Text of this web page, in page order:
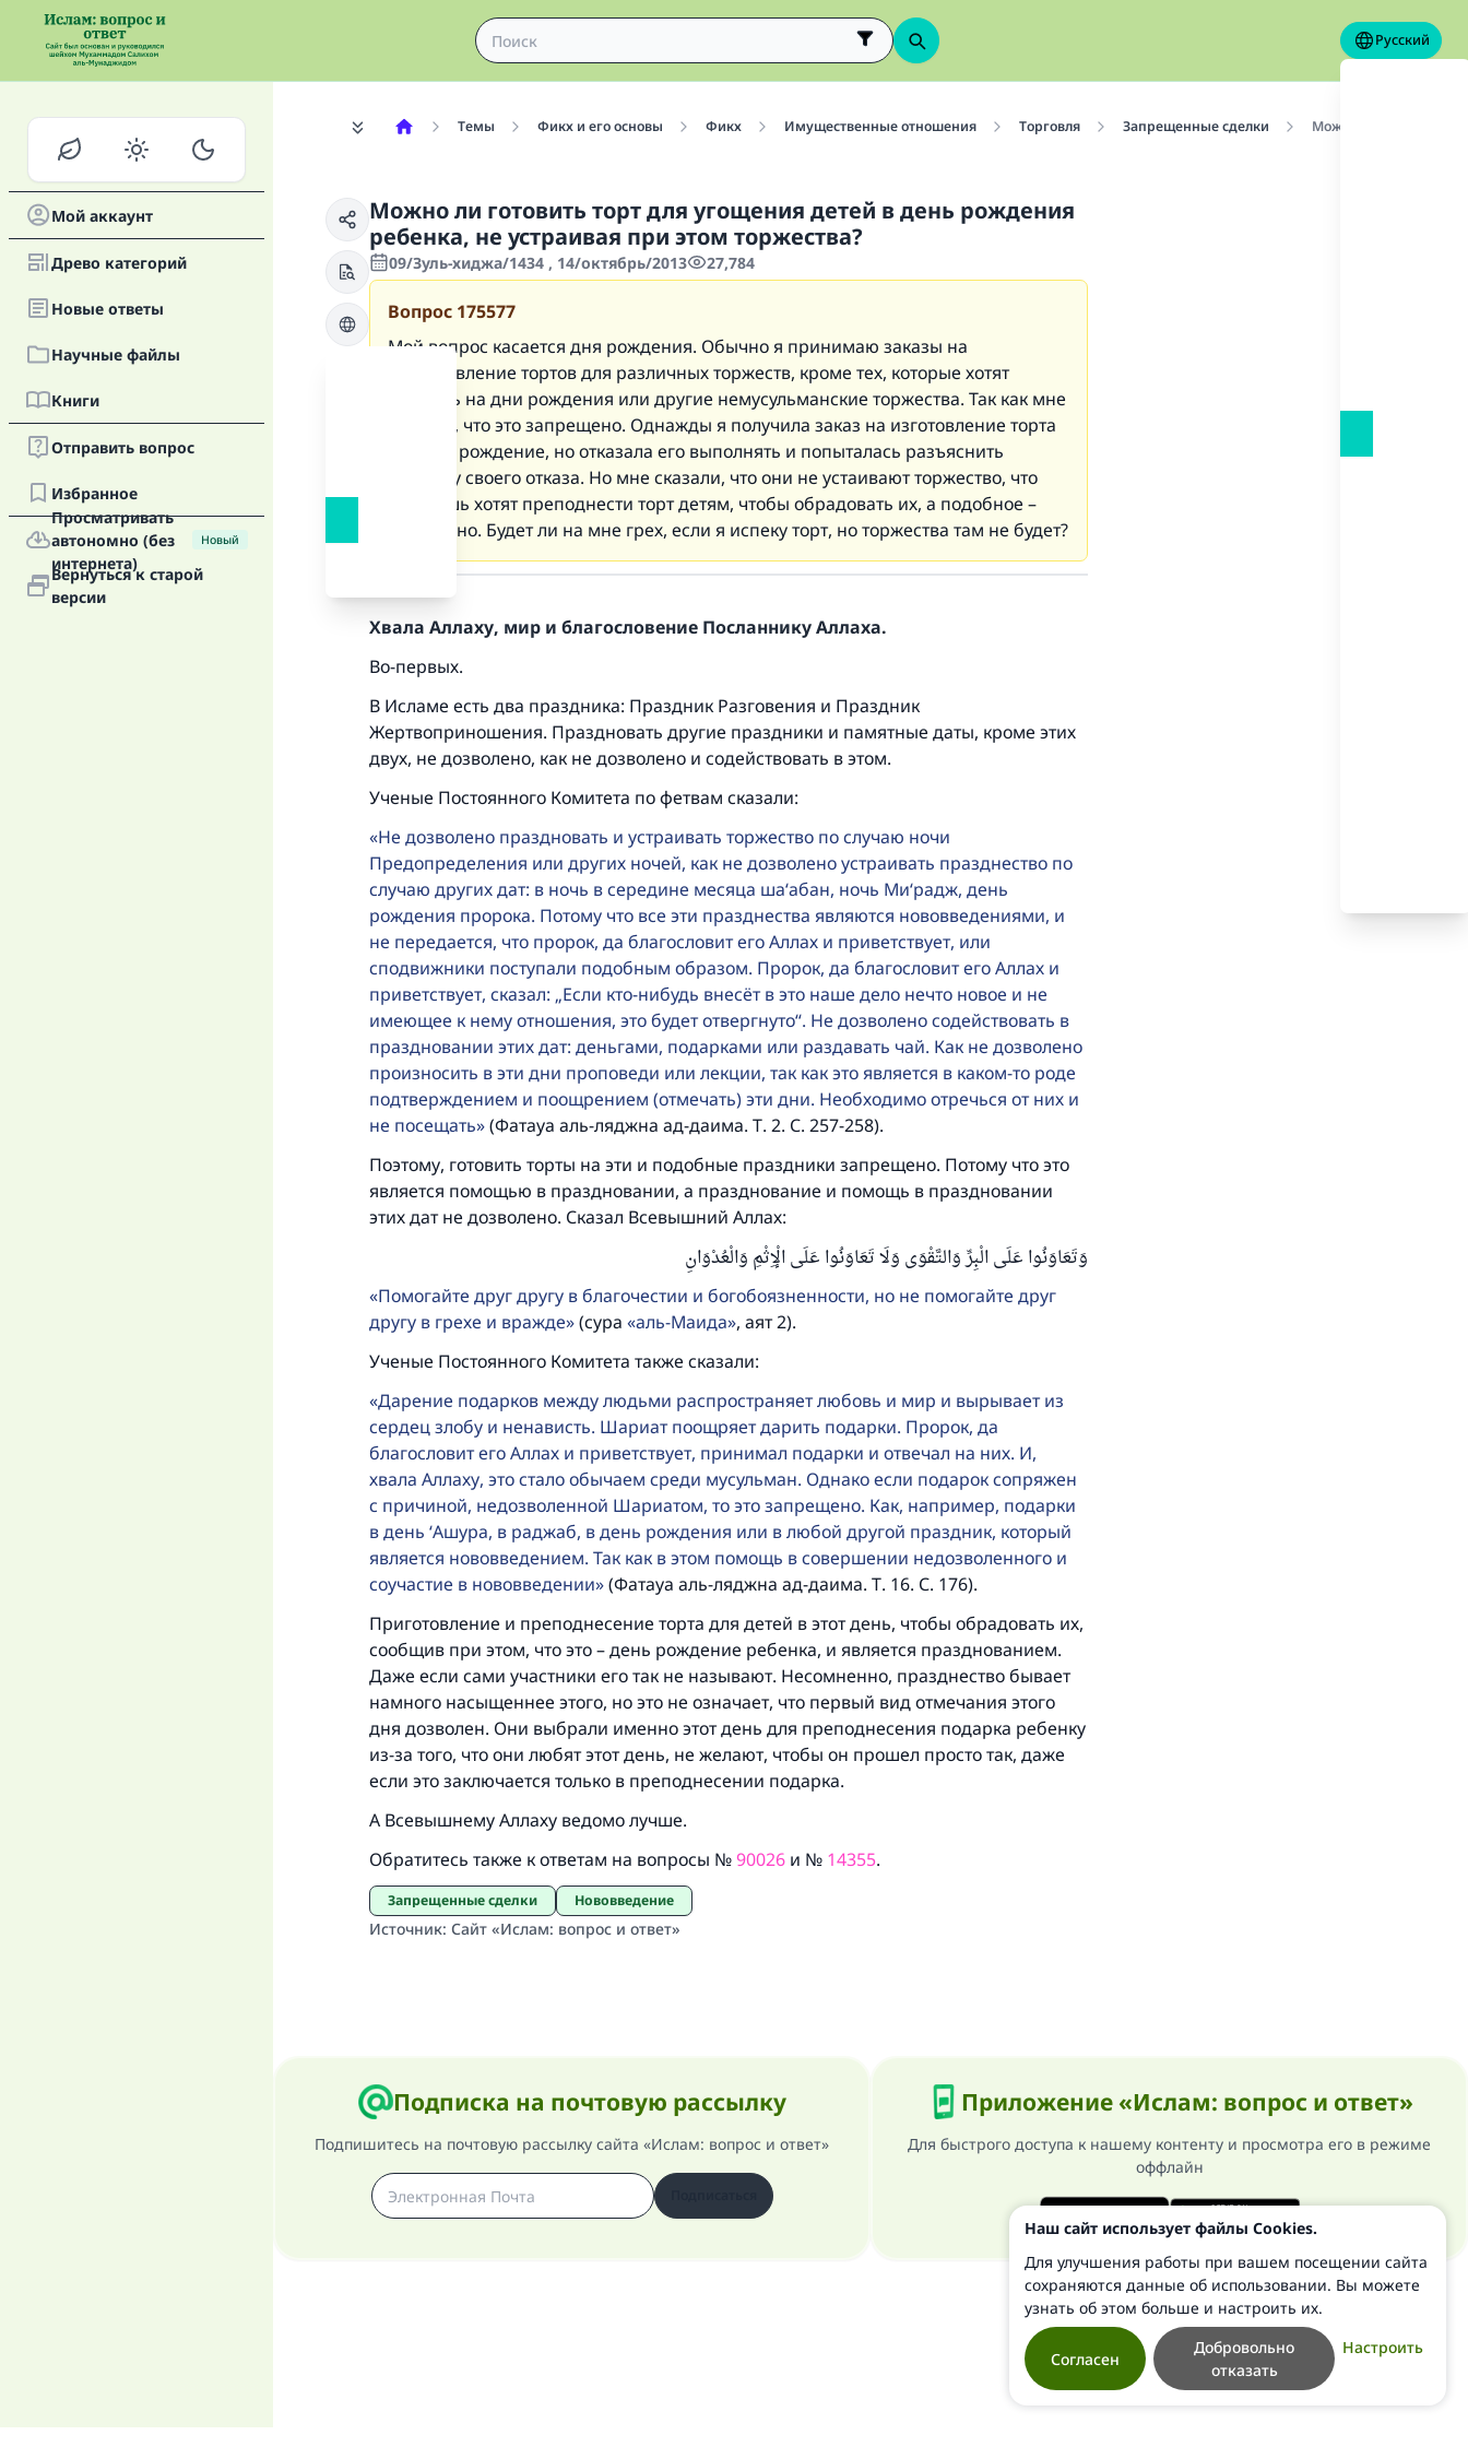
Русский
Мой аккаунт
Древо категорий
Новые oтветы
Научные файлы
Книги
Отправить вопрос
Избранное
Просматривать
автономно (без
интернета)
Новый
Вернуться к старой
версии
Темы Фикх и его основы Фикх Имущественные отношения Торговля Запрещенные сделки Можно ли готовить
Можно ли готовить торт для угощения детей в день рождения
ребенка, не устраивая при этом торжества?
09/Зуль-хиджа/1434 , 14/октябрь/2013 27,784
Вопрос 175577
Мой вопрос касается дня рождения. Обычно я принимаю заказы на
приготовление тортов для различных торжеств, кроме тех, которые хотят
заказать на дни рождения или другие немусульманские торжества. Так как мне
сказали, что это запрещено. Однажды я получила заказ на изготовление торта
на день рождение, но отказала его выполнять и попыталась разъяснить
причину своего отказа. Но мне сказали, что они не устаивают торжество, что
они лишь хотят преподнести торт детям, чтобы обрадовать их, а подобное –
дозволено. Будет ли на мне грех, если я испеку торт, но торжества там не будет?
Хвала Аллаху, мир и благословение Посланнику Аллаха.
Во-первых.
В Исламе есть два праздника: Праздник Разговения и Праздник
Жертвоприношения. Праздновать другие праздники и памятные даты, кроме этих
двух, не дозволено, как не дозволено и содействовать в этом.
Ученые Постоянного Комитета по фетвам сказали:
Не дозволено праздновать и устраивать торжество по случаю ночи
Предопределения или других ночей, как не дозволено устраивать празднество по
случаю других дат: в ночь в середине месяца ша‘абан, ночь Ми‘радж, день
рождения пророка. Потому что все эти празднества являются нововведениями, и
не передается, что пророк, да благословит его Аллах и приветствует, или
сподвижники поступали подобным образом. Пророк, да благословит его Аллах и
приветствует, сказал: „Если кто-нибудь внесёт в это наше дело нечто новое и не
имеющее к нему отношения, это будет отвергнуто“. Не дозволено содействовать в
праздновании этих дат: деньгами, подарками или раздавать чай. Как не дозволено
произносить в эти дни проповеди или лекции, так как это является в каком-то роде
подтверждением и поощрением (отмечать) эти дни. Необходимо отречься от них и
не посещать (Фатауа аль-ляджна ад-даима. Т. 2. С. 257-258).
Поэтому, готовить торты на эти и подобные праздники запрещено. Потому что это
является помощью в праздновании, а празднование и помощь в праздновании
этих дат не дозволено. Сказал Всевышний Аллах:
وَتَعَاوَنُوا عَلَى الْبِرِّ وَالتَّقْوَى وَلَا تَعَاوَنُوا عَلَى الْإِثْمِ وَالْعُدْوَانِ
Помогайте друг другу в благочестии и богобоязненности, но не помогайте друг
другу в грехе и вражде (сура аль-Маида , аят 2).
Ученые Постоянного Комитета также сказали:
Дарение подарков между людьми распространяет любовь и мир и вырывает из
сердец злобу и ненависть. Шариат поощряет дарить подарки. Пророк, да
благословит его Аллах и приветствует, принимал подарки и отвечал на них. И,
хвала Аллаху, это стало обычаем среди мусульман. Однако если подарок сопряжен
с причиной, недозволенной Шариатом, то это запрещено. Как, например, подарки
в день ‘Ашура, в раджаб, в день рождения или в любой другой праздник, который
является нововведением. Так как в этом помощь в совершении недозволенного и
соучастие в нововведении (Фатауа аль-ляджна ад-даима. Т. 16. С. 176).
Приготовление и преподнесение торта для детей в этот день, чтобы обрадовать их,
сообщив при этом, что это – день рождение ребенка, и является празднованием.
Даже если сами участники его так не называют. Несомненно, празднество бывает
намного насыщеннее этого, но это не означает, что первый вид отмечания этого
дня дозволен. Они выбрали именно этот день для преподнесения подарка ребенку
из-за того, что они любят этот день, не желают, чтобы он прошел просто так, даже
если это заключается только в преподнесении подарка.
А Всевышнему Аллаху ведомо лучше.
Обратитесь также к ответам на вопросы №90026 и № 14355.
Запрещенные сделки Нововведение
Источник: Сайт «Ислам: вопрос и ответ»
Подписка на почтовую рассылку
Подпишитесь на почтовую рассылку сайта «Ислам: вопрос и ответ»
Приложение «Ислам: вопрос и ответ»
Для быстрого доступа к нашему контенту и просмотра его в режиме
оффлайн
Ответ № 110845 помог сохранить брак.
Помогите нам предоставить ответы Умме
Посланник Аллаха, мир ему и благословение, сказал:
«Указавшему на благое (полагается) такая же награда как и
совершившему его»
(МУСЛИМ, № 1893).
Наш сайт использует файлы Cookies.
Для улучшения работы при вашем посещении сайта
сохраняются данные об использовании. Вы можете
узнать об этом больше и настроить их.
Настроить
Добровольно
отказать
Согласен